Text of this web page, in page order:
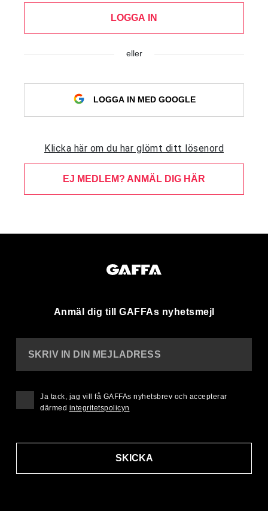
LOGGA IN
eller
LOGGA IN MED GOOGLE
Klicka här om du har glömt ditt lösenord
EJ MEDLEM? ANMÄL DIG HÄR
Anmäl dig till GAFFAs nyhetsmejl
SKRIV IN DIN MEJLADRESS
SKICKA
Ja tack, jag vill få GAFFAs nyhetsbrev och accepterar
därmed integritetspolicyn